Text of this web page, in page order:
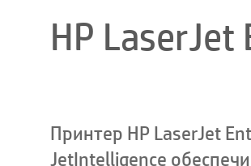
HP
Принтер HP LaserJet
JetIntelligence